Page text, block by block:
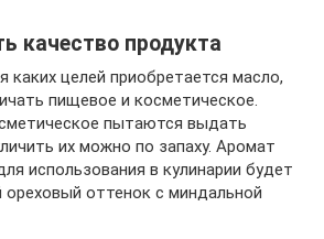
качество продукта
каких целей приобретается масло,
пищевое и косметическое.
пытаются выдать
их можно по запаху. Аромат
использования в кулинарии будет
оттенок с миндальной